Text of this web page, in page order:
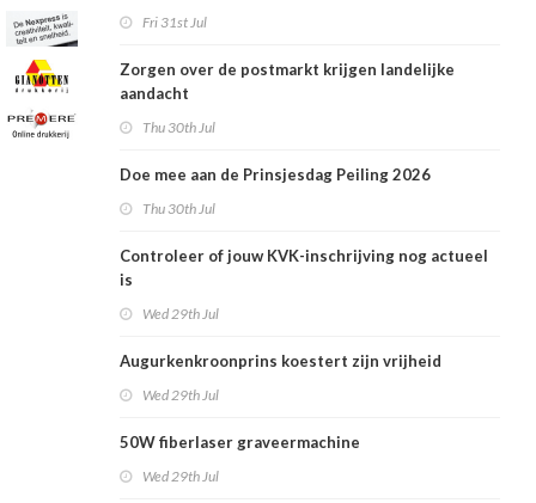
Fri 31st Jul
Zorgen over de postmarkt krijgen landelijke
aandacht
Thu 30th Jul
Doe mee aan de Prinsjesdag Peiling 2026
Thu 30th Jul
Controleer of jouw KVK-inschrijving nog actueel
is
Wed 29th Jul
Augurkenkroonprins koestert zijn vrijheid
Wed 29th Jul
50W fiberlaser graveermachine
Wed 29th Jul